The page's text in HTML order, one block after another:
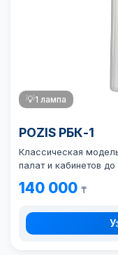
💡1 лампа
POZIS РБК-1
Классическая
палат и кабинетов до
140 000 ₸